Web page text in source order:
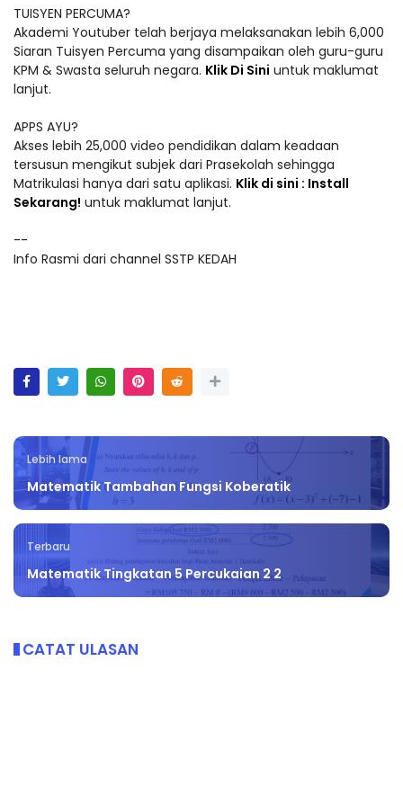
TUISYEN PERCUMA?
Akademi Youtuber telah berjaya melaksanakan lebih 6,000
Siaran Tuisyen Percuma yang disampaikan oleh guru-guru
KPM & Swasta seluruh negara. Klik Di Sini untuk maklumat
lanjut.
APPS AYU?
Akses lebih 25,000 video pendidikan dalam keadaan
tersusun mengikut subjek dari Prasekolah sehingga
Matrikulasi hanya dari satu aplikasi. Klik di sini : Install
Sekarang! untuk maklumat lanjut.
--
Info Rasmi dari channel SSTP KEDAH
Lebih lama
Matematik Tambahan Fungsi Koberatik
Terbaru
Matematik Tingkatan 5 Percukaian 2 2
CATAT ULASAN